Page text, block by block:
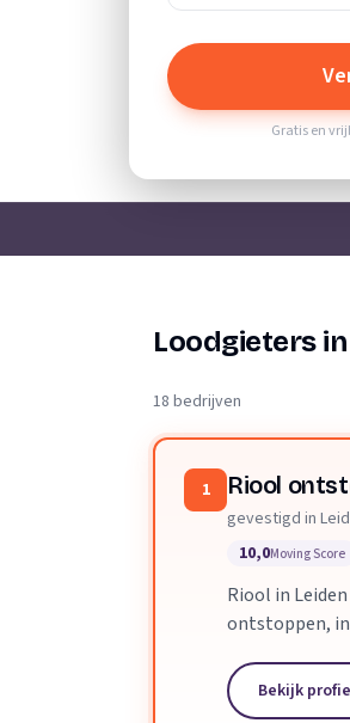
Gratis en
Loodgieters
18 bedrijven
1 Riool
gevestigd in
10,0Moving Score
Riool in
ontstoppen,
Bekijk